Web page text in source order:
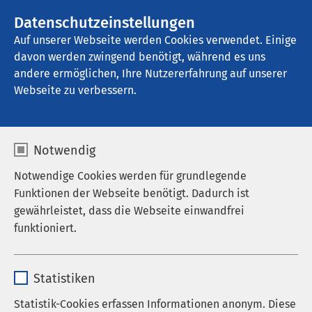
Datenschutzeinstellungen
Auf unserer Webseite werden Cookies verwendet. Einige
davon werden zwingend benötigt, während es uns
andere ermöglichen, Ihre Nutzererfahrung auf unserer
Webseite zu verbessern.
Notwendig
Notwendige Cookies werden für grundlegende
Funktionen der Webseite benötigt. Dadurch ist
gewährleistet, dass die Webseite einwandfrei
funktioniert.
Anbieter sgalinski
Statistiken
Statistik-Cookies erfassen Informationen anonym. Diese
AMEOS Pflege Zentrum Bischof-Ketteler
Oberhausen
Ergebnisse Ihrer Suche
Nutzen Sie dieses Feld, um Ihre Suche zu